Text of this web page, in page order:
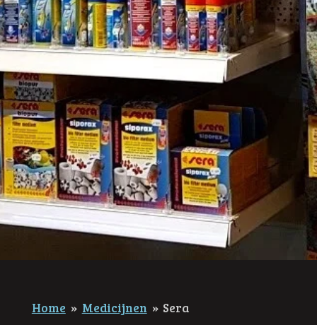
Home » Medicijnen » Sera